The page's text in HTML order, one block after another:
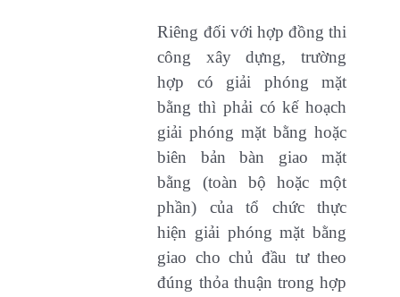
Riêng đối với hợp đồng thi
công xây dựng, trường
hợp có giải phóng mặt
bằng thì phải có kế hoạch
giải phóng mặt bằng hoặc
biên bản bàn giao mặt
bằng (toàn bộ hoặc một
phần) của tổ chức thực
hiện giải phóng mặt bằng
giao cho chủ đầu tư theo
đúng thỏa thuận trong hợp